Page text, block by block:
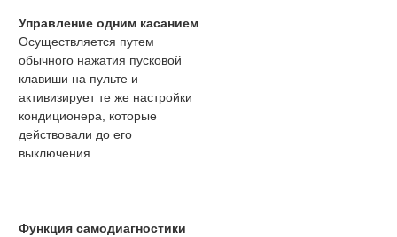
Управление одним касанием
Осуществляется путем
обычного нажатия пусковой
клавиши на пульте и
активизирует те же настройки
кондиционера, которые
действовали до его
выключения
Функция самодиагностики